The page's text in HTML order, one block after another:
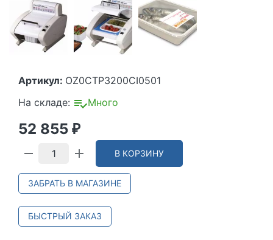
Артикул: OZ0CTP3200CI0501
На складе:
Много
52 855 ₽
В КОРЗИНУ
ЗАБРАТЬ В МАГАЗИНЕ
БЫСТРЫЙ ЗАКАЗ